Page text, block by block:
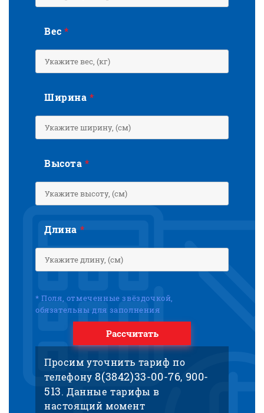
Вес*
Ширина*
Высота*
Длина *
* Поля, отмеченные звёздочкой,
обязательны для заполнения
Рассчитать
Просим уточнить тариф по
телефону8(3842)33-00-76, 900-
513. Данные тарифы в
настоящий момент